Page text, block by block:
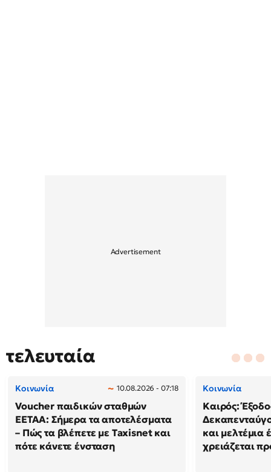
τελευταία
Κοινωνία 10.08.2026 - 07:18
Voucher παιδικών σταθμών
ΕΕΤΑΑ: Σήμερα τα αποτελέσματα
– Πώς τα βλέπετε με Taxisnet και
πότε κάνετε ένσταση
Κοινωνία
Καιρός:
και
χρειάζεται